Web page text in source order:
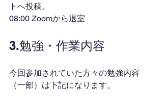
トへ投稿。
08:00 Zoomから退室
3.勉強・作業内容
今回参加されていた方々の勉強内容
（一部）は下記になります。